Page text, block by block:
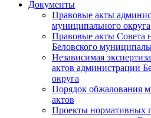
Документы
Правовые акты
муниципального округа
Правовые акты Совета
Беловского
Независимая
актов администрации
округа
Порядок обжалования
актов
Проекты нормативных